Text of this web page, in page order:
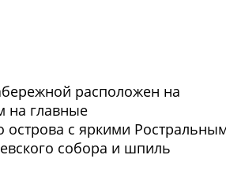
расположен на
на главные
острова с яркими
собора и шпиль